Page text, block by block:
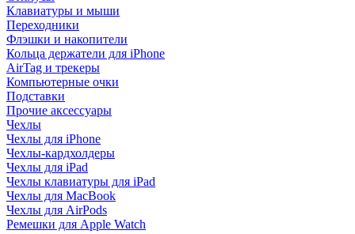
Клавиатуры и мыши
Переходники
Флэшки и накопители
Кольца держатели для iPhone
AirTag и трекеры
Компьютерные очки
Подставки
Прочие аксессуары
Чехлы
Чехлы для iPhone
Чехлы-кардхолдеры
Чехлы для iPad
Чехлы клавиатуры для iPad
Чехлы для MacBook
Чехлы для AirPods
Ремешки для Apple Watch